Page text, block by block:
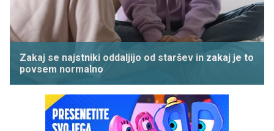
Zakaj se najstniki oddaljijo od staršev in zakaj je to
povsem normalno